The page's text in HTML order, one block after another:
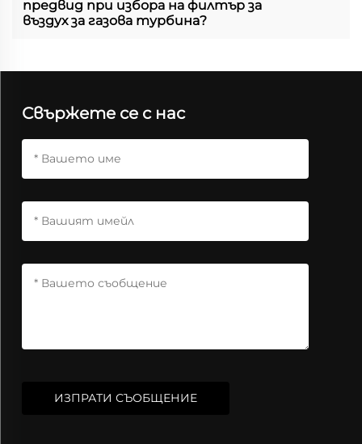
предвид при избора на филтър за
въздух за газова турбина?
Свържете се с нас
ИЗПРАТИ СЪОБЩЕНИЕ